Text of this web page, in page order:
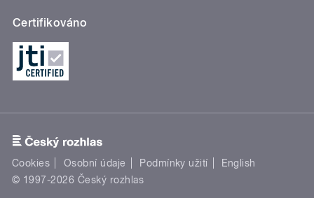
Certifikováno
Cookies Osobní údaje Podmínky užití
English
© 1997-2026 Český rozhlas